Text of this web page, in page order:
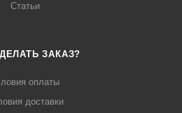
Статьи
ЗАКАЗ?
оплаты
доставки